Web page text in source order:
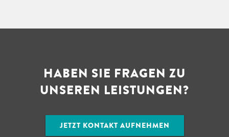
HABEN SIE FRAGEN ZU
UNSEREN LEISTUNGEN?
JETZT KONTAKT AUFNEHMEN